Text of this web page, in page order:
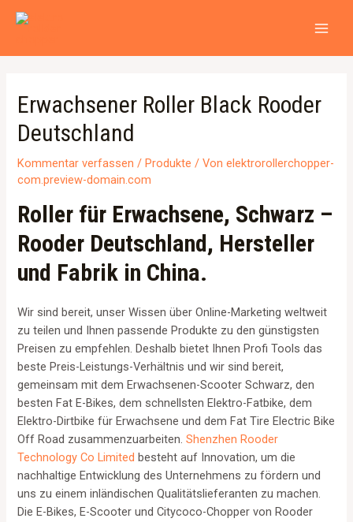
Inhalt
Erwachsener Roller Black Rooder
Deutschland
Kommentar verfassen /Produkte / Vonelektrorollerchopper-
com.preview-domain.com
Roller für Erwachsene, Schwarz –
Rooder Deutschland, Hersteller
und Fabrik in China.
Wir sind bereit, unser Wissen über Online-Marketing weltweit
zu teilen und Ihnen passende Produkte zu den günstigsten
Preisen zu empfehlen. Deshalb bietet Ihnen Profi Tools das
beste Preis-Leistungs-Verhältnis und wir sind bereit,
gemeinsam mit dem Erwachsenen-Scooter Schwarz, den
besten Fat E-Bikes, dem schnellsten Elektro-Fatbike, dem
Elektro-Dirtbike für Erwachsene und dem Fat Tire Electric Bike
Off Road zusammenzuarbeiten.Shenzhen Rooder
Technology Co Limited besteht auf Innovation, um die
nachhaltige Entwicklung des Unternehmens zu fördern und
uns zu einem inländischen Qualitätslieferanten zu machen.
Die E-Bikes, E-Scooter und Citycoco-Chopper von Rooder